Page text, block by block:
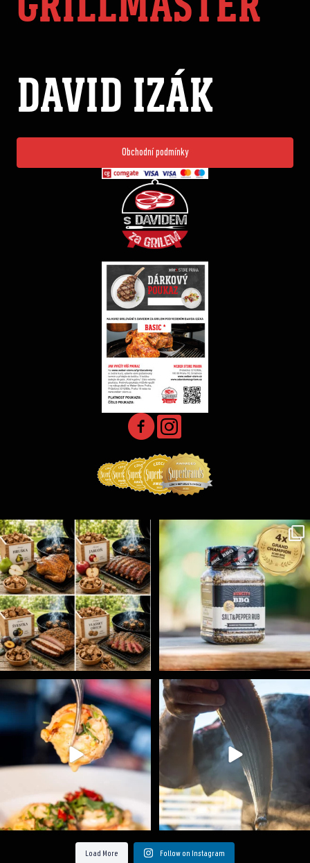
DAVID IZÁK
Obchodní podmínky
Udící špalíky - BORN TO SMOKE - různé druhy k...
5 0
Koření Suncity – autentická BBQ chuť u vás doma!...
1 0
Spoustu podobných triků, které vám usnadní nejenom...
9 0
Ryba na grilu je opravdu rychlá, a stejně tak...
Load More Follow on Instagram